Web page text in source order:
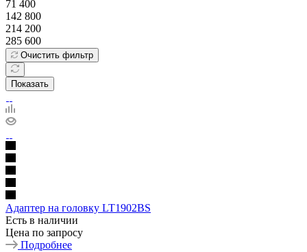
71 400
142 800
214 200
285 600
Очистить фильтр
Показать
Адаптер на головку LT1902BS
Есть в наличии
Цена по запросу
Подробнее